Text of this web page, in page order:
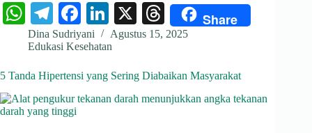
W
ha
ts
A
pp
Te
le
gr
a
m
Fa
ce
bo
ok
Li
nk
ed
In
X
T
hr
ds
Share
Dina Sudriyani
Agustus 15, 2025
Edukasi Kesehatan
5 Tanda Hipertensi yang Sering Diabaikan Masyarakat